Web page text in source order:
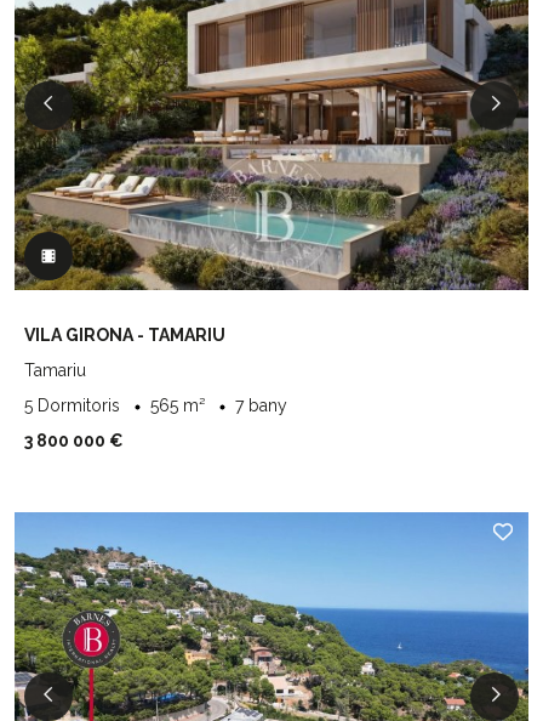
VILA GIRONA - TAMARIU
Tamariu
5 Dormitoris
565 m²
7 bany
3 800 000 €